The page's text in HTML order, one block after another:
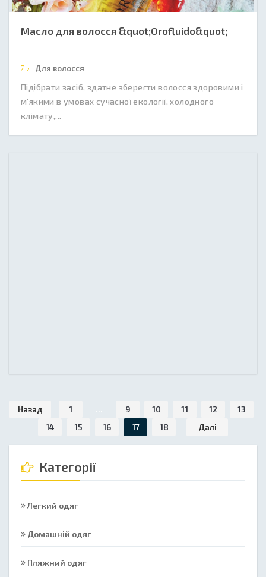
Масло для волосся &quot;Orofluido&quot;
Для волосся
Підібрати засіб, здатне зберегти волосся здоровими і
м'якими в умовах сучасної екології, холодного
клімату,...
Назад 1 9 10 11 12
13
14
15 16 17 18 Далі
Категорії
Легкий одяг
Домашній одяг
Пляжний одяг